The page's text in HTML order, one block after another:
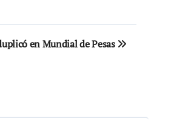
en Mundial de Pesas